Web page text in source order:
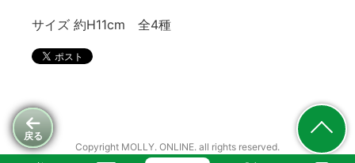
戻る
サイズ 約H11cm 全4種
Copyright MOLLY. ONLINE. all rights reserved.